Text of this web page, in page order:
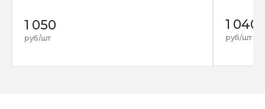
1 050
руб/шт
1 040
руб/шт